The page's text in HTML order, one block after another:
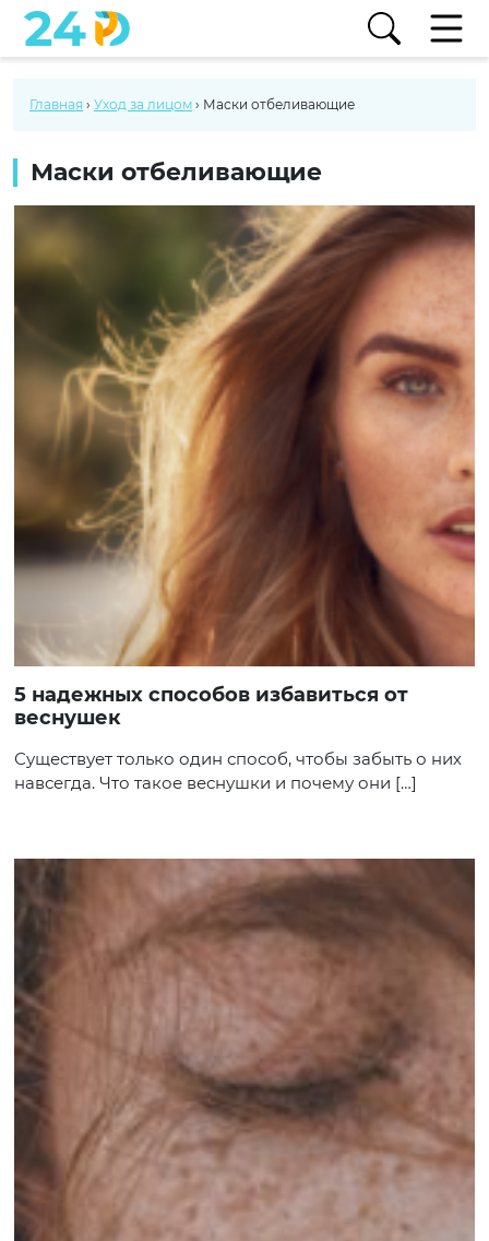
Главная › Уход за лицом › Маски отбеливающие
Маски отбеливающие
5 надежных способов избавиться от
веснушек
Существует только один способ, чтобы забыть о них
навсегда. Что такое веснушки и почему они […]